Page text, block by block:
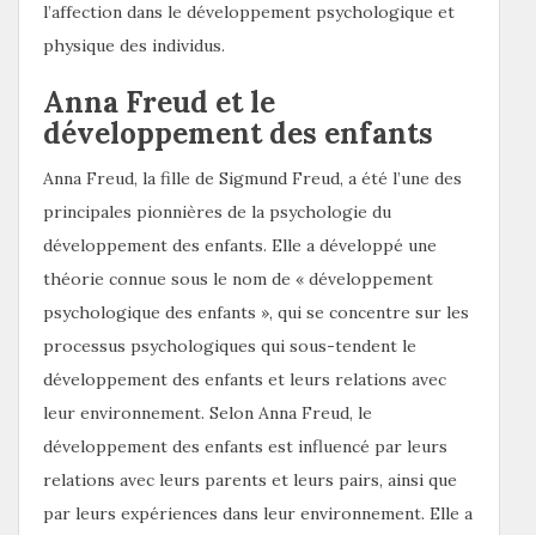
l’affection dans le développement psychologique et
physique des individus.
Anna Freud et le
développement des enfants
Anna Freud, la fille de Sigmund Freud, a été l’une des
principales pionnières de la psychologie du
développement des enfants. Elle a développé une
théorie connue sous le nom de « développement
psychologique des enfants », qui se concentre sur les
processus psychologiques qui sous-tendent le
développement des enfants et leurs relations avec
leur environnement. Selon Anna Freud, le
développement des enfants est influencé par leurs
relations avec leurs parents et leurs pairs, ainsi que
par leurs expériences dans leur environnement. Elle a